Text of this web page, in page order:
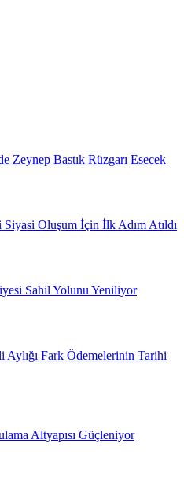
Zeynep Bastık Rüzgarı Esecek
Siyasi Oluşum İçin İlk Adım Atıldı
Sahil Yolunu Yeniliyor
Aylığı Fark Ödemelerinin Tarihi
Altyapısı Güçleniyor